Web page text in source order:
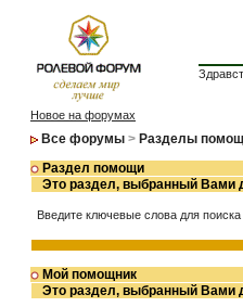
Новое на форумах
Все форумы > Разделы
Раздел помощи
Это раздел, выбранный Вами
Введите ключевые слова для поиска
Мой помощник
Это раздел, выбранный Вами